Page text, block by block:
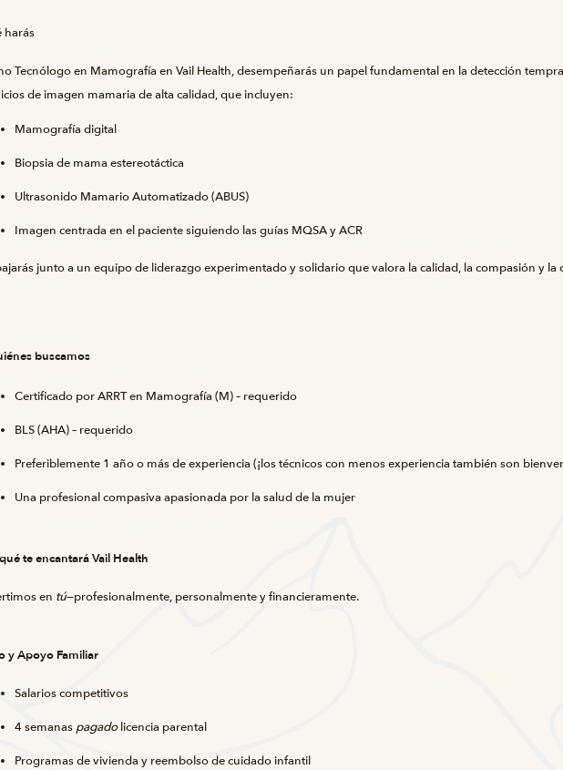
harás
Tecnólogo en Mamografía en Vail Health, desempeñarás un papel fundamental en la detección
de imagen mamaria de alta calidad, que incluyen:
Mamografía digital
Biopsia de mama estereotáctica
Ultrasonido Mamario Automatizado (ABUS)
Imagen centrada en el paciente siguiendo las guías MQSA y ACR
junto a un equipo de liderazgo experimentado y solidario que valora la calidad, la compasión y la
buscamos
Certificado por ARRT en Mamografía (M) – requerido
BLS (AHA) – requerido
Preferiblemente 1 año o más de experiencia (¡los técnicos con menos experiencia también son
Una profesional compasiva apasionada por la salud de la mujer
te encantará Vail Health
en tú—profesionalmente, personalmente y financieramente.
y Apoyo Familiar
Salarios competitivos
4 semanas pagadolicencia parental
Programas de vivienda y reembolso de cuidado infantil